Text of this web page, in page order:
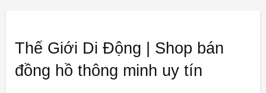
Thế Giới Di Động | Shop bán
đồng hồ thông minh uy tín